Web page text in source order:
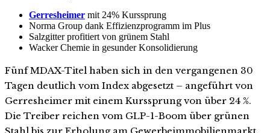
Gerresheimer mit 24% Kurssprung
Norma Group dank Effizienzprogramm im Plus
Salzgitter profitiert von grünem Stahl
Wacker Chemie in gesunder Konsolidierung
Fünf MDAX-Titel haben sich in den vergangenen 30
Tagen deutlich vom Index abgesetzt – angeführt von
Gerresheimer mit einem Kurssprung von über 24 %.
Die Treiber reichen vom GLP-1-Boom über grünen